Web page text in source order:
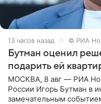
13 часов назад © РИА
Бутман оценил
подарить ей
МОСКВА, 8 авг — РИА
России Игорь Бутман в
замечательным